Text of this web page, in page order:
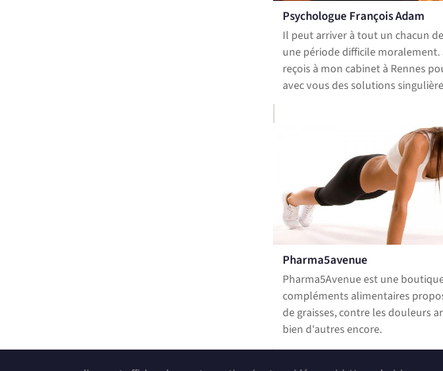
Psychologue François Adam
Il peut arriver à tout un chacun
une période difficile moralement.
reçois à mon cabinet à Rennes
avec vous des solutions
Pharma5avenue
Pharma5Avenue est une
compléments alimentaires
de graisses, contre les douleurs
bien d'autres encore.